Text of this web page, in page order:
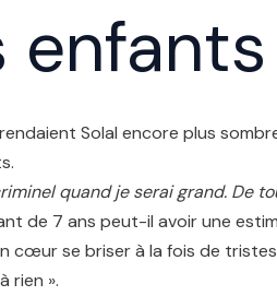
Solal encore plus
quand je serai grand. De
de 7 ans peut-il avoir une
cœur se briser à la fois de
rien ».